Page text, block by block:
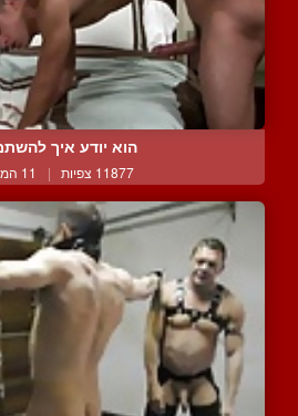
הוא יודע איך
11877 צפיות | 11 המלצות